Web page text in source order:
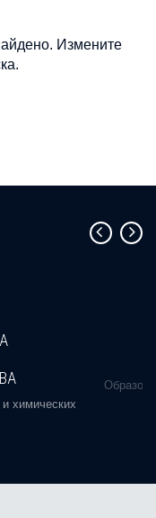
Измените
химических